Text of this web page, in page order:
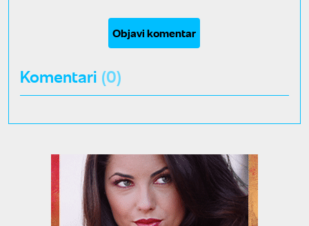
Objavi komentar
Komentari (0)